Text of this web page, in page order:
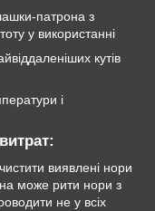
патрона з
у використанні
кутів
і
виявлені нори
може рити нори з
не у всіх